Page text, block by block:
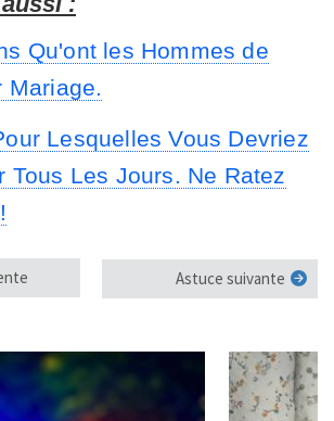
Qu'ont les Hommes de
Mariage.
Lesquelles Vous Devriez
Tous Les Jours. Ne Ratez
Astuce suivante